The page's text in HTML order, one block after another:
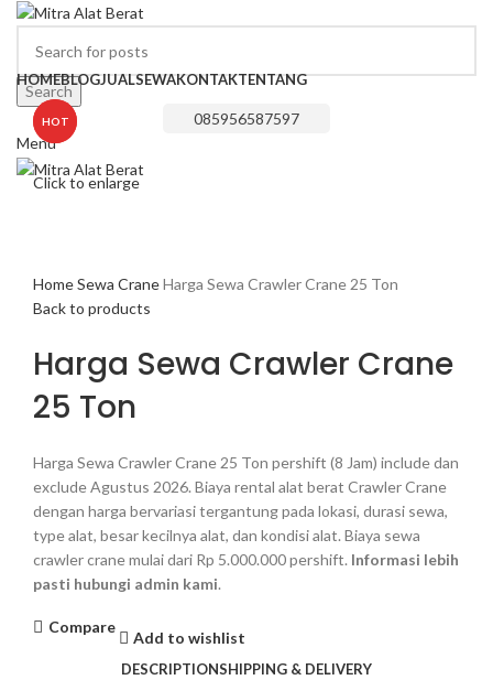
Search
085956587597
Menu
HOMEBLOGJUALSEWAKONTAKTENTANG
Click to enlarge
HomeSewa CraneHarga Sewa Crawler Crane 25 Ton
Back to products
Harga Sewa Crawler Crane
25 Ton
Harga Sewa Crawler Crane 25 Ton pershift (8 Jam) include dan
exclude Agustus 2026. Biaya rental alat berat Crawler Crane
dengan harga bervariasi tergantung pada lokasi, durasi sewa,
type alat, besar kecilnya alat, dan kondisi alat. Biaya sewa
crawler crane mulai dari Rp 5.000.000 pershift. Informasi lebih
pasti hubungi admin kami.
Compare
Add to wishlist
DESCRIPTIONSHIPPING & DELIVERY
HOT
HOT